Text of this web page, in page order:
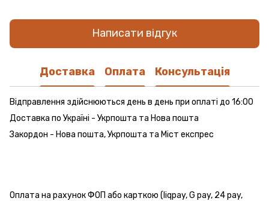
Написати відгук
Доставка Оплата Консультація
Відправлення здійснюються день в день при оплаті до 16:00
Доставка по Україні - Укрпошта та Нова пошта
Закордон - Нова пошта, Укрпошта та Міст експрес
Оплата на рахунок ФОП або карткою (liqpay, G pay, 24 pay,